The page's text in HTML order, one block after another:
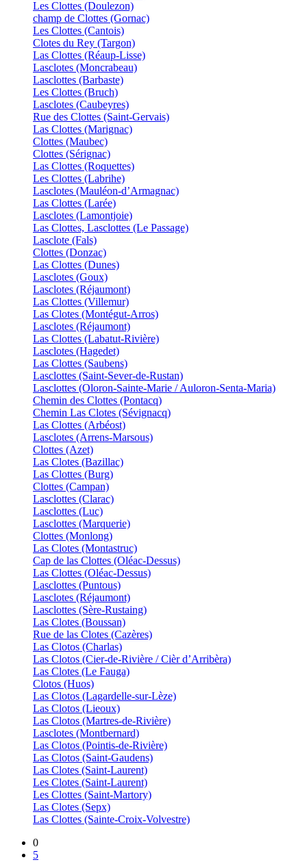
Les Clottes (Doulezon)
champ de Clottes (Gornac)
Les Clottes (Cantois)
Clotes du Rey (Targon)
Las Clottes (Réaup-Lisse)
Lasclotes (Moncrabeau)
Lasclottes (Barbaste)
Les Clottes (Bruch)
Lasclotes (Caubeyres)
Rue des Clottes (Saint-Gervais)
Las Clottes (Marignac)
Clottes (Maubec)
Clottes (Sérignac)
Las Clottes (Roquettes)
Les Clottes (Labrihe)
Lasclotes (Mauléon-d’Armagnac)
Las Clottes (Larée)
Lasclotes (Lamontjoie)
Las Clottes, Lasclottes (Le Passage)
Lasclote (Fals)
Clottes (Donzac)
Las Clottes (Dunes)
Lasclotes (Goux)
Lasclotes (Réjaumont)
Las Clottes (Villemur)
Las Clotes (Montégut-Arros)
Lasclotes (Réjaumont)
Las Clottes (Labatut-Rivière)
Lasclotes (Hagedet)
Las Clottes (Saubens)
Lasclottes (Saint-Sever-de-Rustan)
Lasclottes (Oloron-Sainte-Marie / Auloron-Senta-Maria)
Chemin des Clottes (Pontacq)
Chemin Las Clotes (Sévignacq)
Las Clottes (Arbéost)
Lasclotes (Arrens-Marsous)
Clottes (Azet)
Las Clotes (Bazillac)
Las Clottes (Burg)
Clottes (Campan)
Lasclottes (Clarac)
Lasclottes (Luc)
Lasclottes (Marquerie)
Clottes (Monlong)
Las Clotes (Montastruc)
Cap de las Clottes (Oléac-Dessus)
Las Clottes (Oléac-Dessus)
Lasclottes (Puntous)
Lasclotes (Réjaumont)
Lasclottes (Sère-Rustaing)
Las Clotes (Boussan)
Rue de las Clotes (Cazères)
Las Clotos (Charlas)
Las Clotos (Cier-de-Rivière / Cièr d’Arribèra)
Las Clotes (Le Fauga)
Clotos (Huos)
Las Clotos (Lagardelle-sur-Lèze)
Las Clotos (Lieoux)
Las Clotos (Martres-de-Rivière)
Lasclotes (Montbernard)
Las Clotos (Pointis-de-Rivière)
Las Clotos (Saint-Gaudens)
Las Clotes (Saint-Laurent)
Les Clotes (Saint-Laurent)
Les Clottes (Saint-Martory)
Las Clotes (Sepx)
Las Clottes (Sainte-Croix-Volvestre)
0
5